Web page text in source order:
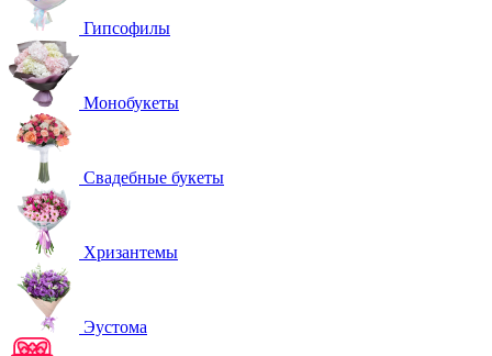
Гипсофилы
Монобукеты
Свадебные букеты
Хризантемы
Эустома